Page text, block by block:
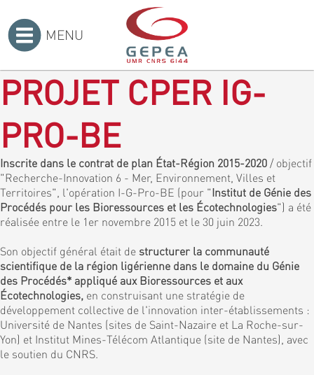
MENU
PROJET CPER IG-
PRO-BE
Inscrite dans le contrat de plan État-Région 2015-2020 / objectif
"Recherche-Innovation 6 - Mer, Environnement, Villes et
Territoires", l'opération I-G-Pro-BE (pour "Institut de Génie des
Procédés pour les Bioressources et les Écotechnologies") a été
réalisée entre le 1er novembre 2015 et le 30 juin 2023.
Son objectif général était de structurer la communauté
scientifique de la région ligérienne dans le domaine du Génie
des Procédés* appliqué aux Bioressources et aux
Écotechnologies, en construisant une stratégie de
développement collective de l'innovation inter-établissements :
Université de Nantes (sites de Saint-Nazaire et La Roche-sur-
Yon) et Institut Mines-Télécom Atlantique (site de Nantes), avec
le soutien du CNRS.